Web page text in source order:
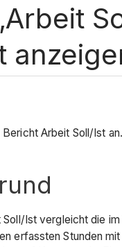
Arbeit Soll/Ist an.
Ist vergleicht die
erfassten Stunden